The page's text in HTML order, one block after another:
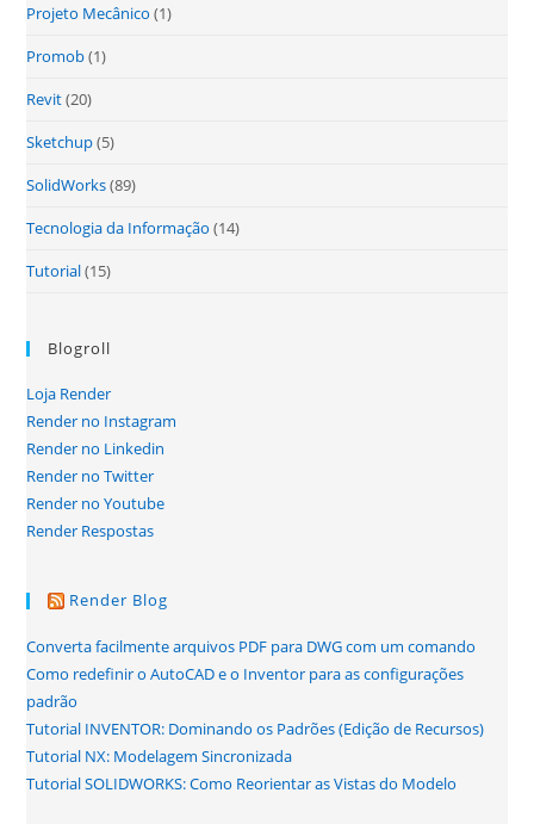
Projeto Mecânico (1)
Promob(1)
Revit(20)
Sketchup(5)
SolidWorks(89)
Tecnologia da Informação (14)
Tutorial(15)
Blogroll
Loja Render
Render no Instagram
Render no Linkedin
Render no Twitter
Render no Youtube
Render Respostas
Render Blog
Converta facilmente arquivos PDF para DWG com um comando
Como redefinir o AutoCAD e o Inventor para as configurações
padrão
Tutorial INVENTOR: Dominando os Padrões (Edição de Recursos)
Tutorial NX: Modelagem Sincronizada
Tutorial SOLIDWORKS: Como Reorientar as Vistas do Modelo